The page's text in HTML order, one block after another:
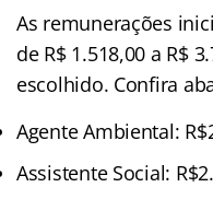
As remunerações
de R$ 1.518,00 a R$
escolhido. Confira
Agente Ambiental:
Assistente Social: